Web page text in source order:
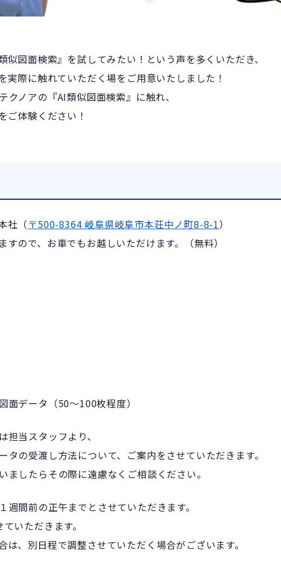
似図面検索』を試してみたい！という声を多くいただき、
実際に触れていただく場をご用意いたしました！
クノアの『AI類似図面検索』に触れ、
ご体験ください！
社（ 〒500-8364 岐阜県岐阜市本荘中ノ町8-8-1）
ので、お車でもお越しいただけます。（無料）
データ（50～100枚程度）
担当スタッフより、
タの受渡し方法について、ご案内をさせていただきます。
ましたらその際に遠慮なくご相談ください。
週間前の正午までとさせていただきます。
いただきます。
は、別日程で調整させていただく場合がございます。